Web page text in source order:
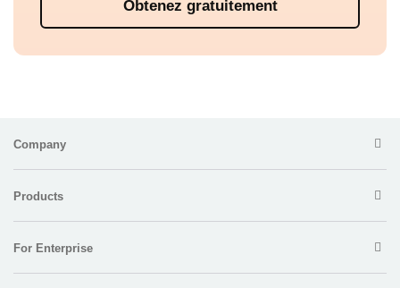
Obtenez gratuitement
Company
Products
For Enterprise